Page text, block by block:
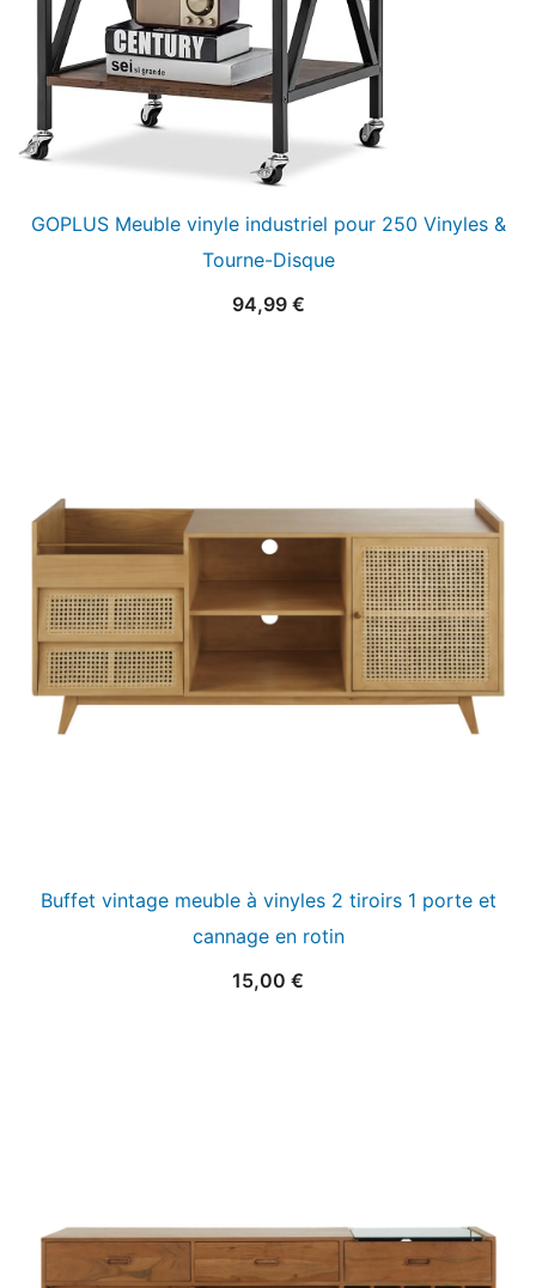
GOPLUS Meuble vinyle industriel pour 250 Vinyles &
Tourne-Disque
94,99 €
Buffet vintage meuble à vinyles 2 tiroirs 1 porte et
cannage en rotin
15,00 €